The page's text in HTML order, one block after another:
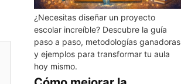
¿Necesitas diseñar un proyecto
escolar increíble? Descubre la guía
paso a paso, metodologías ganadoras
y ejemplos para transformar tu aula
hoy mismo.